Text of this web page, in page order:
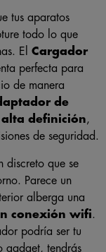
tus aparatos
todo lo que
El
Cargador
perfecta para
de manera
de
definición
de seguridad.
que se
Parece un
alberga una
conexión wifi
podría ser tu